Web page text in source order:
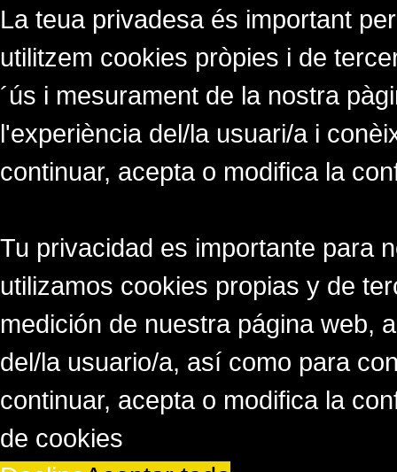
La teua privadesa és important
utilitzem cookies pròpies i de
´ús i mesurament de la nostra
l'experiència del/la usuari/a i
continuar, acepta o modifica la
Tu privacidad es importante para
utilizamos cookies propias y de
medición de nuestra página web,
del/la usuario/a, así como para
continuar, acepta o modifica la
de cookies